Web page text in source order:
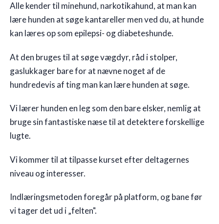
Alle kender til minehund, narkotikahund, at man kan
lære hunden at søge kantareller men ved du, at hunde
kan læres op som epilepsi- og diabeteshunde.
At den bruges til at søge vægdyr, råd i stolper,
gaslukkager bare for at nævne noget af de
hundredevis af ting man kan lære hunden at søge.
Vi lærer hunden en leg som den bare elsker, nemlig at
bruge sin fantastiske næse til at detektere forskellige
lugte.
Vi kommer til at tilpasse kurset efter deltagernes
niveau og interesser.
Indlæringsmetoden foregår på platform, og bane før
vi tager det ud i „felten".